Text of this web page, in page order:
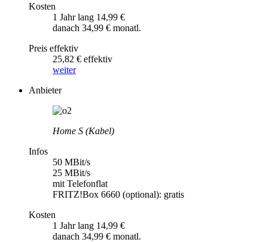
Kosten
1 Jahr lang 14,99 €
danach 34,99 € monatl.
Preis effektiv
25,82 € effektiv
weiter
Anbieter
Home S (Kabel)
Infos
50 MBit/s
25 MBit/s
mit Telefonflat
FRITZ!Box 6660 (optional): gratis
Kosten
1 Jahr lang 14,99 €
danach 34,99 € monatl.